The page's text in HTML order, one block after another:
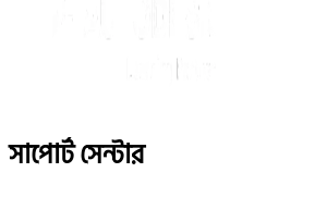
সাপোর্ট সেন্টার